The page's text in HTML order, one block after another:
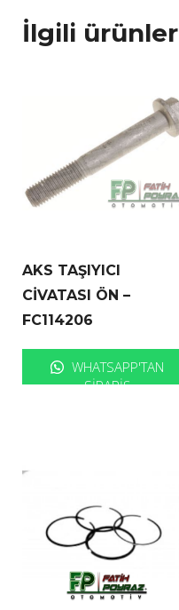
İlgili ürünler
AKS TAŞIYICI
CİVATASI ÖN –
FC114206
WHATSAPP'TAN
SIPARIŞ